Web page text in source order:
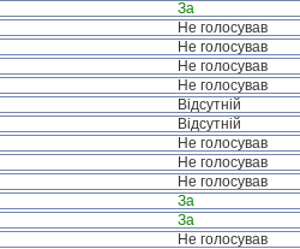
За
Не голосував
Не голосував
Не голосував
Не голосував
Відсутній
Відсутній
Не голосував
Не голосував
Не голосував
За
За
Не голосував